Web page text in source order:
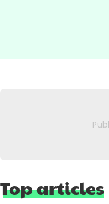
Top articles